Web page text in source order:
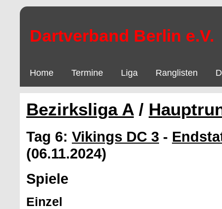
Dartverband Berlin e.V.
Home Termine Liga Ranglisten
Bezirksliga A /
Tag 6: Vikings DC 3 -
(06.11.2024)
Spiele
Einzel